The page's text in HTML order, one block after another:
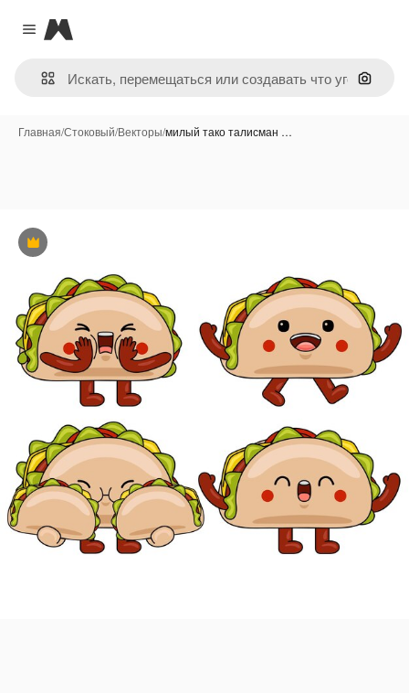
Close menu
Magnific
Поиск
Главная/Стоковый/Векторы/милый тако талисман …
Премиум